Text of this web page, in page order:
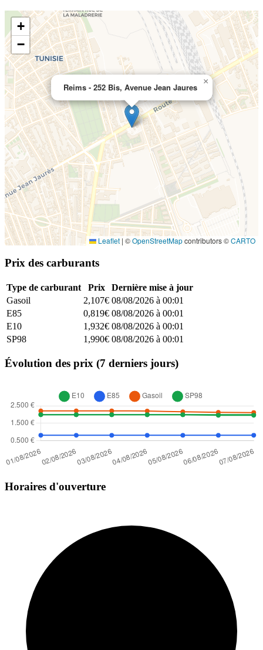
Reims - 252 Bis, Avenue Jean Jaures
×
+
−
Leaflet | ©OpenStreetMapcontributors ©CARTO
Prix des carburants
Type de carburant Prix
Dernière mise à jour
Gasoil
2,107€ 08/08/2026 à 00:01
E85
0,819€ 08/08/2026 à 00:01
E10
1,932€ 08/08/2026 à 00:01
SP98
1,990€ 08/08/2026 à 00:01
Évolution des prix (7 derniers jours)
Horaires d'ouverture